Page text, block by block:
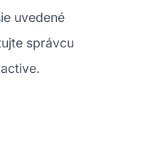
uvedené
správcu